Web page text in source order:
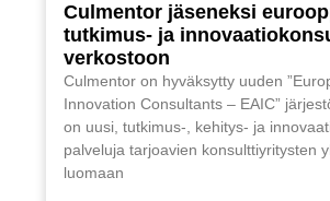
Culmentor jäseneksi
tutkimus- ja
verkostoon
Culmentor on hyväksytty uuden
Innovation Consultants – EAIC”
on uusi, tutkimus-, kehitys- ja
palveluja tarjoavien konsulttiyritysten
luomaan